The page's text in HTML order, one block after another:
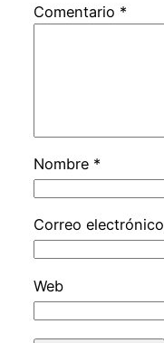
Comentario *
Nombre *
Correo electrónico
Web